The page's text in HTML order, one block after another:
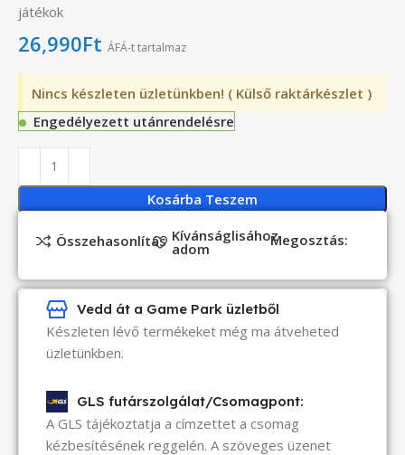
játékok
26,990Ft ÁFÁ-t tartalmaz
Nincs készleten üzletünkben! ( Külső raktárkészlet )
Engedélyezett utánrendelésre
Kosárba Teszem
Összehasonlítás Kívánságlisához
adom Megosztás:
Vedd át a Game Park üzletből
Készleten lévő termékeket még ma átveheted
üzletünkben.
GLS futárszolgálat/Csomagpont:
A GLS tájékoztatja a címzettet a csomag
kézbesítésének reggelén. A szöveges üzenet